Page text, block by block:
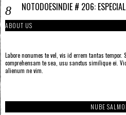
NOTODOESINDIE # 206:
ABOUT US
Labore nonumes te vel, vis id errem tantas
comprehensam te sea, usu sanctus similique ei.
alienum ne vim.
NUBE